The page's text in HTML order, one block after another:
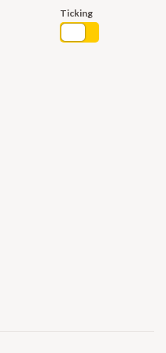
Ticking